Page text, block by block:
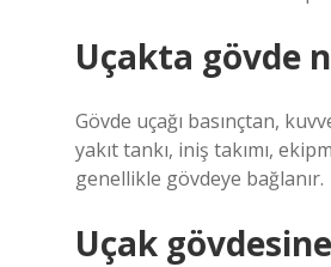
Uçakta gövde
Gövde uçağı basınçtan,
yakıt tankı, iniş takımı,
genellikle gövdeye bağlanır.
Uçak